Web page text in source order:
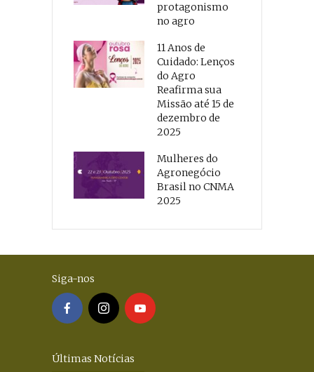
protagonismo
no agro
11 Anos de
Cuidado: Lenços
do Agro
Reafirma sua
Missão até 15 de
dezembro de
2025
Mulheres do
Agronegócio
Brasil no CNMA
2025
Siga-nos
Últimas Notícias